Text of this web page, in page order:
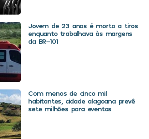
Jovem de 23 anos é morto a tiros
enquanto trabalhava às margens
da BR-101
Com menos de cinco mil
habitantes, cidade alagoana prevê
sete milhões para eventos